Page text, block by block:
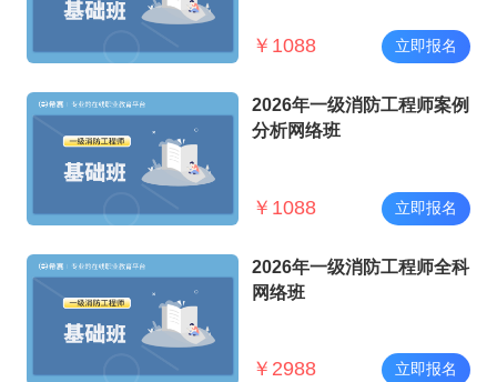
￥ 1088 立即报名
2026年一级消防工程师案例
分析网络班
￥ 1088 立即报名
2026年一级消防工程师全科
网络班
￥ 2988 立即报名